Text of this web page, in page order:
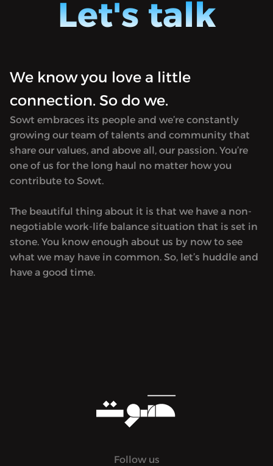
نفسك بتقول: حصل! فعلاً، الشخصيات دي
موجودة في حياتي، والحاجات الي حلمي قالها
Let's talk
We know you love a little
connection. So do we.
Sowt embraces its people and we’re constantly
growing our team of talents and community that
share our values, and above all, our passion. You’re
one of us for the long haul no matter how you
contribute to Sowt.
The beautiful thing about it is that we have a non-
negotiable work-life balance situation that is set in
stone. You know enough about us by now to see
what we may have in common. So, let’s huddle and
have a good time.
Follow us